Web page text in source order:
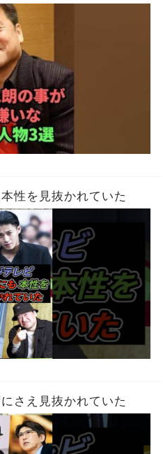
性を見抜かれていた
さえ見抜かれていた